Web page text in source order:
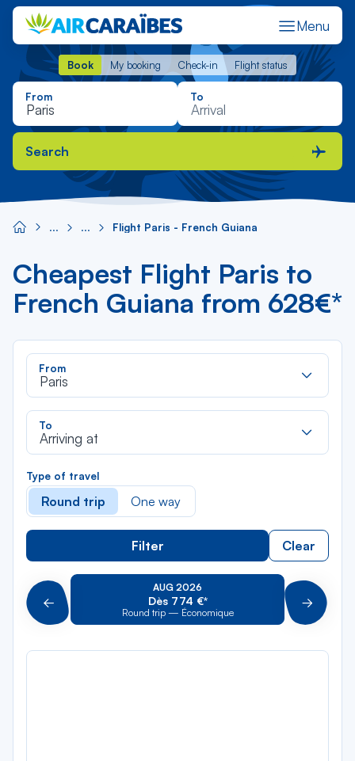
Menu
Book My booking Check-in Flight status
Book My booking Check-in Flight status
From To
Search
Flight Paris - French Guiana
Cheapest Flight Paris to
French Guiana from 628€*
From
Paris
To
Arriving at
Type of travel
Round trip One way
Filter Clear
Précédent
AUG 2026
Dès 774 €*
Round trip — Économique Suivant